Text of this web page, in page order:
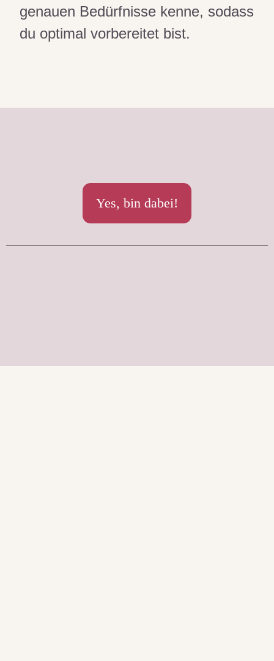
genauen Bedürfnisse kenne, sodass
du optimal vorbereitet bist.
Yes, bin dabei!